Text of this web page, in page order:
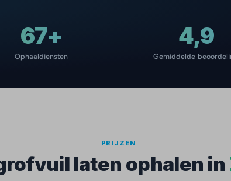
67+
Ophaaldiensten
4,9
Gemiddelde
PRIJZEN
laten ophalen in